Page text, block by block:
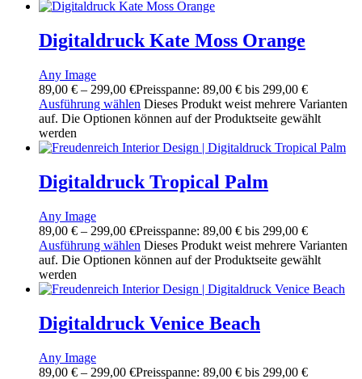
Digitaldruck Kate Moss Orange
Any Image
89,00 € – 299,00 €Preisspanne: 89,00 € bis 299,00 €
Ausführung wählen Dieses Produkt weist mehrere Varianten
auf. Die Optionen können auf der Produktseite gewählt
werden
Digitaldruck Tropical Palm
Any Image
89,00 € – 299,00 €Preisspanne: 89,00 € bis 299,00 €
Ausführung wählen Dieses Produkt weist mehrere Varianten
auf. Die Optionen können auf der Produktseite gewählt
werden
Digitaldruck Venice Beach
Any Image
89,00 € – 299,00 €Preisspanne: 89,00 € bis 299,00 €